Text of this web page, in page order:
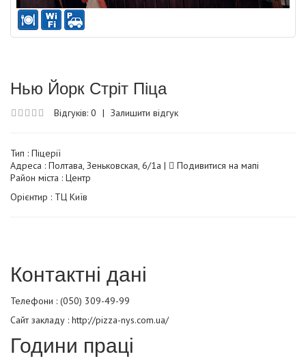
Нью Йорк Стріт Піца
Відгуків: 0 | Залишити відгук
Тип : Піцерії
Адреса : Полтава, Зеньковская, 6/1а |
Подивитися на мапі
Район міста : Центр
Орієнтир : ТЦ Київ
Контактні дані
Телефони : (050) 309-49-99
Сайт закладу : http://pizza-nys.com.ua/
Години праці